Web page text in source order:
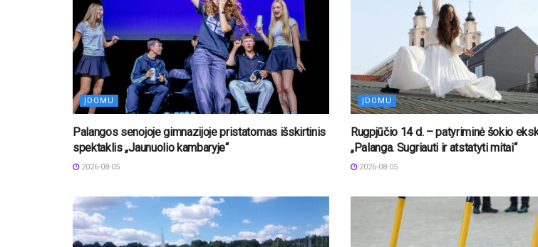
ĮDOMU
Palangos senojoje gimnazijoje pristatomas išskirtinis
spektaklis „Jaunuolio kambaryje“
2026-08-05
ĮDOMU
Rugpjūčio 14 d. – patyriminė šokio
„Palanga. Sugriauti ir atstatyti mitai“
2026-08-05